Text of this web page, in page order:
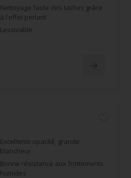
Nettoyage facile des taches grâce
à l'effet perlant
Lessivable
Excellente opacité, grande
blancheur
Bonne résistance aux frottements
humides